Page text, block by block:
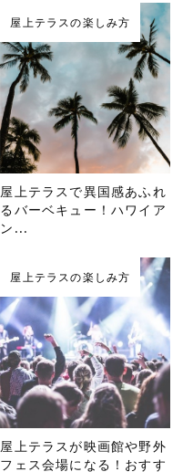
屋上テラスの楽しみ方
屋上テラスで異国感あふれ
るバーベキュー！ハワイア
ン...
屋上テラスの楽しみ方
屋上テラスが映画館や野外
フェス会場になる！おすす